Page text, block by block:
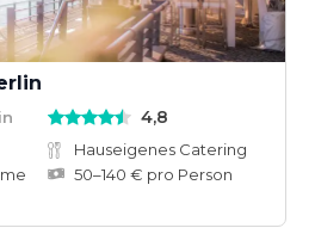
4,8
Hauseigenes Catering
50–140 € pro Person